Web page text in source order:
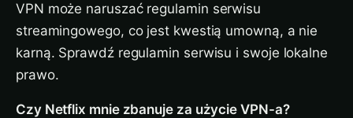
VPN może naruszać regulamin serwisu
streamingowego, co jest kwestią umowną, a nie
karną. Sprawdź regulamin serwisu i swoje lokalne
prawo.
Czy Netflix mnie zbanuje za użycie VPN-a?